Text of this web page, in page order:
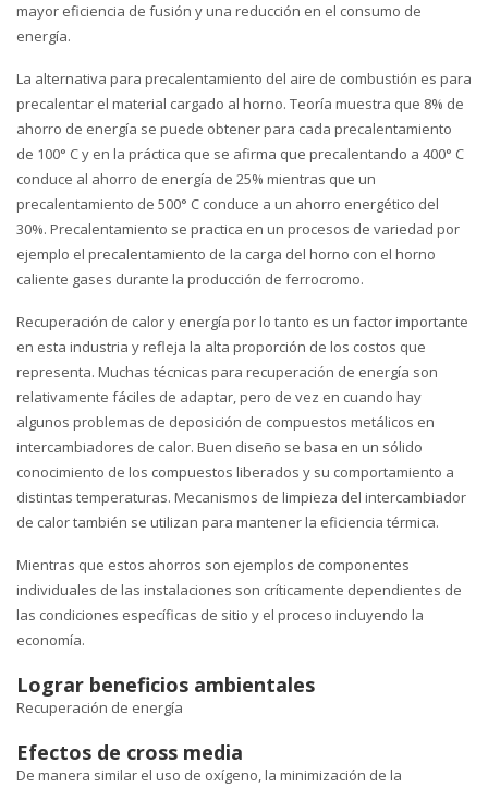
mayor eficiencia de fusión y una reducción en el consumo de
energía.
La alternativa para precalentamiento del aire de combustión es para
precalentar el material cargado al horno. Teoría muestra que 8% de
ahorro de energía se puede obtener para cada precalentamiento
de 100° C y en la práctica que se afirma que precalentando a 400° C
conduce al ahorro de energía de 25% mientras que un
precalentamiento de 500° C conduce a un ahorro energético del
30%. Precalentamiento se practica en un procesos de variedad por
ejemplo el precalentamiento de la carga del horno con el horno
caliente gases durante la producción de ferrocromo.
Recuperación de calor y energía por lo tanto es un factor importante
en esta industria y refleja la alta proporción de los costos que
representa. Muchas técnicas para recuperación de energía son
relativamente fáciles de adaptar, pero de vez en cuando hay
algunos problemas de deposición de compuestos metálicos en
intercambiadores de calor. Buen diseño se basa en un sólido
conocimiento de los compuestos liberados y su comportamiento a
distintas temperaturas. Mecanismos de limpieza del intercambiador
de calor también se utilizan para mantener la eficiencia térmica.
Mientras que estos ahorros son ejemplos de componentes
individuales de las instalaciones son críticamente dependientes de
las condiciones específicas de sitio y el proceso incluyendo la
economía.
Lograr beneficios ambientales
Recuperación de energía
Efectos de cross media
De manera similar el uso de oxígeno, la minimización de la